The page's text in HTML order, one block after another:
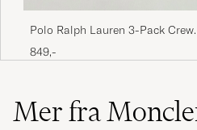
Polo Ralph Lauren 3-Pack Crew
Neck T-Shirt White
849,-
Mer fra